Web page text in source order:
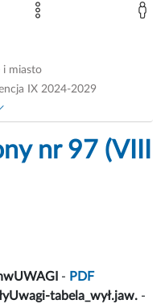
i miasto
IX 2024-2029
nr 97 (VIII
- PDF
tabela_wył.jaw. -